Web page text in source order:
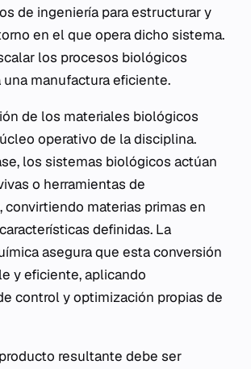
de ingeniería para estructurar y
en el que opera dicho sistema.
los procesos biológicos
una manufactura eficiente.
de los materiales biológicos
operativo de la disciplina.
los sistemas biológicos actúan
o herramientas de
convirtiendo materias primas en
definidas. La
asegura que esta conversión
y eficiente, aplicando
control y optimización propias de
resultante debe ser